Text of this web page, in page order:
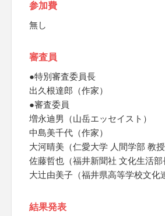
参加費
無し
審査員
●特別審査委員長
出久根達郎（作家）
●審査委員
増永迪男（山岳エッセイスト）
中島美千代（作家）
大河晴美（仁愛大学 人間学部 教授
佐藤哲也（福井新聞社 文化生活部
大辻由美子（福井県高等学校文化
結果発表